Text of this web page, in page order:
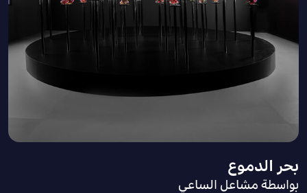
بحر الدموع
بواسطة مشاعل الساعي